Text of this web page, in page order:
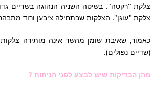
צלקת "רקטה". בשיטה השניה הנהוגה בשדיים
צלקת "עוגן". הצלקות שבתחילה ציבען ורוד
כאמור, שאיבת שומן מהשד אינה מותירה
(שדיים נפולים).
מהן הבדיקות שיש לבצע לפני הניתוח ?